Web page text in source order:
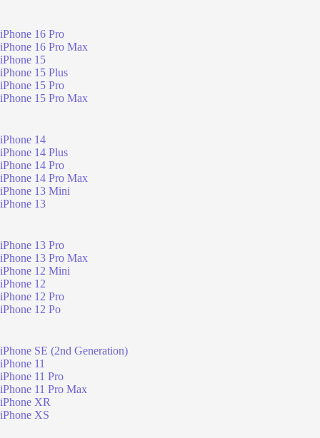
iPhone 16 Pro
iPhone 16 Pro Max
iPhone 15
iPhone 15 Plus
iPhone 15 Pro
iPhone 15 Pro Max
iPhone 14
iPhone 14 Plus
iPhone 14 Pro
iPhone 14 Pro Max
iPhone 13 Mini
iPhone 13
iPhone 13 Pro
iPhone 13 Pro Max
iPhone 12 Mini
iPhone 12
iPhone 12 Pro
iPhone 12 Po
iPhone SE (2nd Generation)
iPhone 11
iPhone 11 Pro
iPhone 11 Pro Max
iPhone XR
iPhone XS